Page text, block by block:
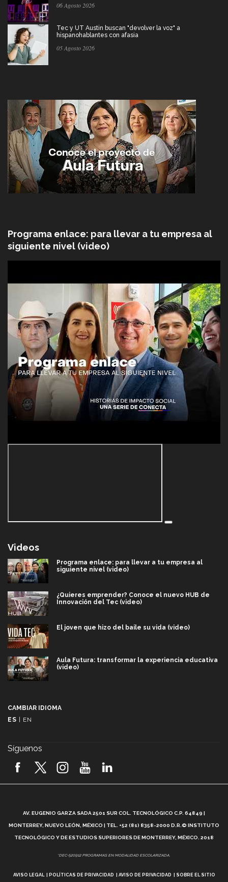
06 Agosto 2026
Tec y UT Austin buscan "devolver la voz" a
hispanohablantes con afasia
05 Agosto 2026
Programa enlace: para llevar a tu empresa al
siguiente nivel (video)
Videos
Programa enlace: para llevar a tu empresa al
siguiente nivel (video)
¿Quieres emprender? Conoce el nuevo HUB de
Innovación del Tec (video)
El joven que hizo del baile su vida (video)
Aula Futura: transformar la experiencia educativa
(video)
2026! (video)
¿Cómo es el Modelo Educativo Tec? (video)
Vida Tec: Feminismo e Inteligencia Artificial, Paola
CAMBIAR IDIOMA
ES | EN
Síguenos
AV. EUGENIO GARZA SADA 2501 SUR COL. TECNOLÓGICO C.P. 64849 |
MONTERREY, NUEVO LEÓN, MÉXICO | TEL. +52 (81) 8358-2000 D.R.© INSTITUTO
TECNOLÓGICO Y DE ESTUDIOS SUPERIORES DE MONTERREY, MÉXICO. 2018
*DEC-520912 PROGRAMAS EN MODALIDAD ESCOLARIZADA.
AVISO LEGAL POLÍTICAS DE PRIVACIDAD AVISO DE PRIVACIDAD SOBRE EL SITIO